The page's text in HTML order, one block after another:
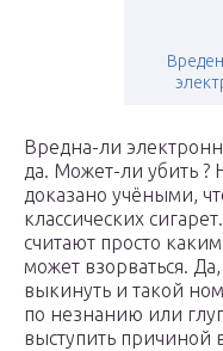
Вредна-ли
да. Может-ли убить ?
доказано учёными,
классических
считают просто
может взорваться.
выкинуть и такой
по незнанию или
выступить причиной